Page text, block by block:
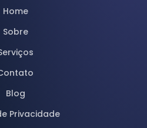
Home
Sobre
Blog
Privacidade